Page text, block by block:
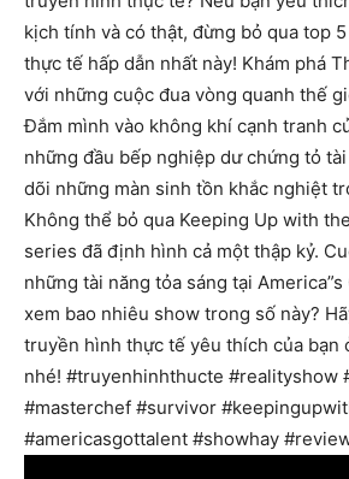
kịch tính và có thật, đừng bỏ qua top
thực tế hấp dẫn nhất này! Khám phá
với những cuộc đua vòng quanh thế
Đắm mình vào không khí cạnh tranh
những đầu bếp nghiệp dư chứng tỏ
dõi những màn sinh tồn khắc nghiệt
Không thể bỏ qua Keeping Up with
series đã định hình cả một thập kỷ.
những tài năng tỏa sáng tại
xem bao nhiêu show trong số này?
truyền hình thực tế yêu thích của bạn
nhé! #truyenhinhthucte #realityshow
#masterchef #survivor
#americasgottalent #showhay